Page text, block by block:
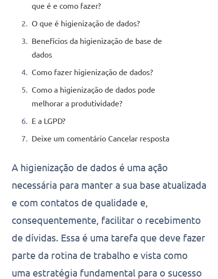
que é e como fazer?
O que é higienização de dados?
Benefícios da higienização de base de
dados
Como fazer higienização de dados?
Como a higienização de dados pode
melhorar a produtividade?
E a LGPD?
Deixe um comentário Cancelar resposta
A higienização de dados é uma ação
necessária para manter a sua base atualizada
e com contatos de qualidade e,
consequentemente, facilitar o recebimento
de dívidas. Essa é uma tarefa que deve fazer
parte da rotina de trabalho e vista como
uma estratégia fundamental para o sucesso